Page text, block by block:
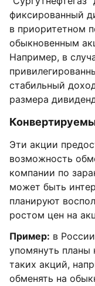
фиксированный
в приоритетном
обыкновенным
Например, в
стабильный
размера
Эти акции
возможность
компании по
может быть
планируют
ростом цен на
Пример: в
упомянуть планы
таких акций,
обменять на